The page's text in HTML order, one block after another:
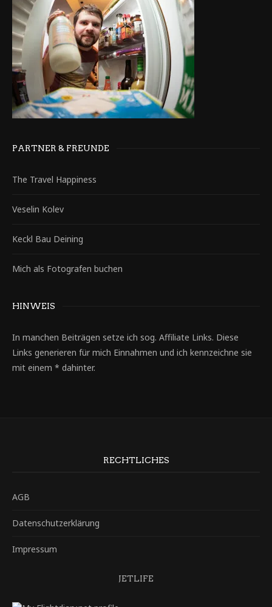
PARTNER & FREUNDE
The Travel Happiness
Veselin Kolev
Keckl Bau Deining
Mich als Fotografen buchen
HINWEIS
In manchen Beiträgen setze ich sog. Affiliate Links. Diese
Links generieren für mich Einnahmen und ich kennzeichne sie
mit einem * dahinter.
RECHTLICHES
AGB
Datenschutzerklärung
Impressum
JETLIFE